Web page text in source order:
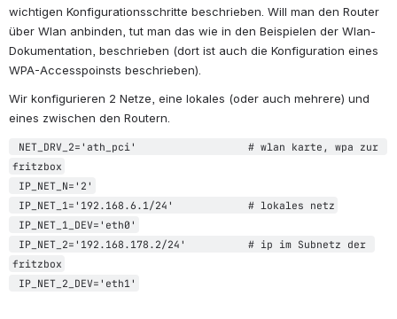
wichtigen Konfigurationsschritte beschrieben. Will man den Router
über Wlan anbinden, tut man das wie in den Beispielen der Wlan-
Dokumentation, beschrieben (dort ist auch die Konfiguration eines
WPA-Accesspoinsts beschrieben).
Wir konfigurieren 2 Netze, eine lokales (oder auch mehrere) und
eines zwischen den Routern.
fritzbox
IP_NET_N='2'
IP_NET_1='192.168.6.1/24'            # lokales netz
IP_NET_1_DEV='eth0'
fritzbox
IP_NET_2_DEV='eth1'